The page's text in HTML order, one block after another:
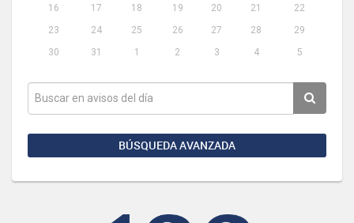
16
17 18 19 20 21
22
23
24 25 26 27 28
29
30
31 1 2 3 4 5
BÚSQUEDA AVANZADA